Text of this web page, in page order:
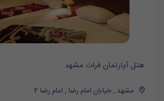
هتل آپارتمان فرات مشهد
مشهد , خیابان امام رضا , امام رضا 2